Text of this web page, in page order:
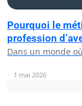
Pourquoi le
profession
Dans un monde
1 mai 2026